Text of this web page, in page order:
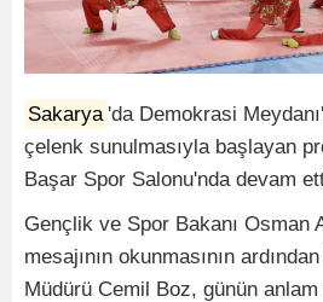
Sakarya'da Demokrasi
çelenk sunulmasıyla başlayan
Başar Spor Salonu'nda devam
Gençlik ve Spor Bakanı Osman
mesajının okunmasının
Müdürü Cemil Boz, günün